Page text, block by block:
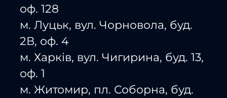
оф. 128
м. Луцьк, вул. Чорновола, буд.
2В, оф. 4
м. Харків, вул. Чигирина, буд. 13,
оф. 1
м. Житомир, пл. Соборна, буд.